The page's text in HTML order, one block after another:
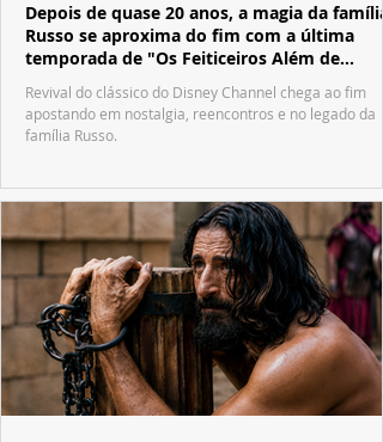
Depois de quase 20 anos, a magia da família
Russo se aproxima do fim com a última
temporada de "Os Feiticeiros Além de
Waverly Place"
Revival do clássico do Disney Channel chega ao fim
apostando em nostalgia, reencontros e no legado da
família Russo.